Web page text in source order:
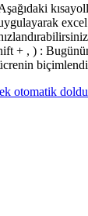
excel
+ , ) :